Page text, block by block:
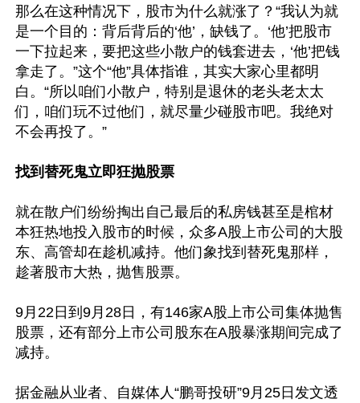
那么在这种情况下，股市为什么就涨了？“我认为就
是一个目的：背后背后的‘他’，缺钱了。‘他’把股市
一下拉起来，要把这些小散户的钱套进去，‘他’把钱
拿走了。”这个“他”具体指谁，其实大家心里都明
白。“所以咱们小散户，特别是退休的老头老太太
们，咱们玩不过他们，就尽量少碰股市吧。我绝对
不会再投了。”
找到替死鬼立即狂抛股票
就在散户们纷纷掏出自己最后的私房钱甚至是棺材
本狂热地投入股市的时候，众多A股上市公司的大股
东、高管却在趁机减持。他们象找到替死鬼那样，
趁著股市大热，抛售股票。
9月22日到9月28日，有146家A股上市公司集体抛售
股票，还有部分上市公司股东在A股暴涨期间完成了
减持。
据金融从业者、自媒体人“鹏哥投研”9月25日发文透